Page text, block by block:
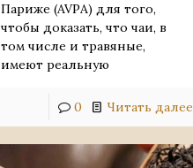
Париже (AVPA) для того,
чтобы доказать, что чаи, в
том числе и травяные,
имеют реальную
0 Читать далее